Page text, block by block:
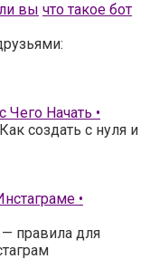
вы что такое бот
Начать •
создать с нуля и
•
правила для